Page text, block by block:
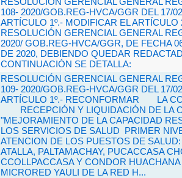
108- 2020/GOB.REG-HVCA/GGR DEL 17/
ARTÍCULO 1º.- MODIFICAR EL ARTÍCULO
RESOLUCIÓN GERENCIAL GENERAL
2020/ GOB.REG-HVCA/GGR, DE FECHA
DE 2020, DEBIENDO QUEDAR
CONTINUACIÓN SE DETALLA:
RESOLUCIÓN GERENCIAL GENERAL
109- 2020/GOB.REG-HVCA/GGR DEL 17/
ARTÍCULO 1º.- RECONFORMAR
LA
RECEPCIÓN Y LIQUIDACIÓN DE LA
"MEJORAMIENTO DE LA CAPACIDAD
LOS SERVICIOS DE SALUD PRIMER
ATENCION DE LOS PUESTOS DE
ATALLA, PALTAMACHAY, PUCACCASA
CCOLLPACCASA Y CONDOR HUACHANA
MICRORED YAULI DE LA RED H...